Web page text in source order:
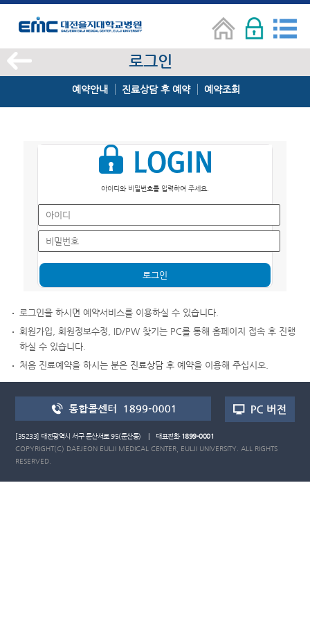
로그인
예약안내 진료상담 후 예약 예약조회
아이디와 비밀번호를 입력하여 주세요.
로그인
로그인을 하시면 예약서비스를 이용하실 수 있습니다.
회원가입, 회원정보수정, ID/PW 찾기는 PC를 통해 홈페이지 접속 후 진행
하실 수 있습니다.
처음 진료예약을 하시는 분은 진료상담 후 예약을 이용해 주십시오.
[35233] 대전광역시 서구 둔산서로 95(둔산동) | 대표전화1899-0001
COPYRIGHT(C) DAEJEON EULJI MEDICAL CENTER, EULJI UNIVERSITY. ALL RIGHTS
RESERVED.